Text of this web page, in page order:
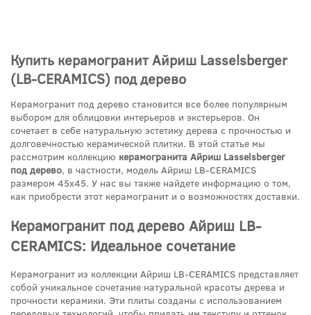
Купить керамогранит Айриш Lasselsberger
(LB-CERAMICS) под дерево
Керамогранит под дерево становится все более популярным
выбором для облицовки интерьеров и экстерьеров. Он
сочетает в себе натуральную эстетику дерева с прочностью и
долговечностью керамической плитки. В этой статье мы
рассмотрим коллекцию керамогранита Айриш Lasselsberger
под дерево, в частности, модель Айриш LB-CERAMICS
размером 45x45. У нас вы также найдете информацию о том,
как приобрести этот керамогранит и о возможностях доставки.
Керамогранит под дерево Айриш LB-
CERAMICS: Идеальное сочетание
Керамогранит из коллекции Айриш LB-CERAMICS представляет
собой уникальное сочетание натуральной красоты дерева и
прочности керамики. Эти плиты созданы с использованием